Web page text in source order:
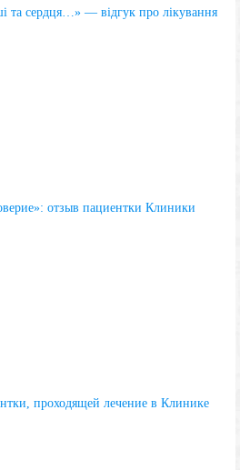
та сердця…» — відгук про лікування
отзыв пациентки Клиники
проходящей лечение в Клинике